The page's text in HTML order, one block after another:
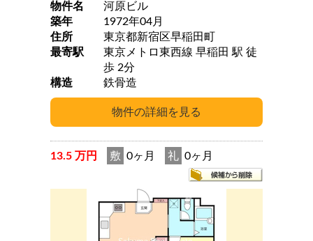
物件名
河原ビル
築年
1972年04月
住所
東京都新宿区早稲田町
最寄駅
東京メトロ東西線 早稲田 駅 徒
歩 2分
構造
鉄骨造
13.5 万円 敷 0ヶ月 礼 0ヶ月